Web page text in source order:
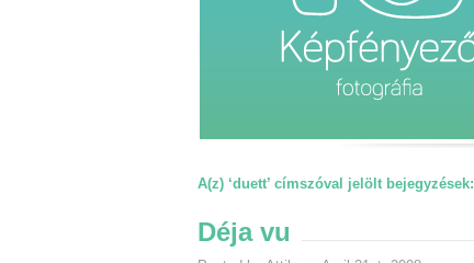
A(z) ‘duett’ címszóval jelölt bejegyzések:
Déja vu